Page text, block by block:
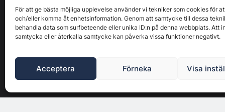
För att ge bästa möjliga upplevelse använder vi tekniker som cookies för
och/eller komma åt enhetsinformation. Genom att samtycke till dessa
behandla data som surfbeteende eller unika ID:n på denna webbplats. Att
samtycka eller återkalla samtycke kan påverka vissa funktioner negativt.
Acceptera Förneka Visa